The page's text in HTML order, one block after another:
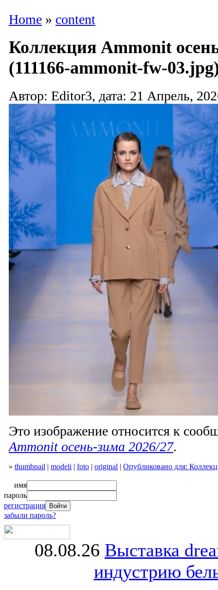
Home » content
Коллекция Ammonit
(111166-ammonit-fw-
Автор: Editor3, дата: 21 Апрель,
Это изображение относится к
Ammonit осень-зима 2026/27.
» thumbnail | modeli | foto | original | Опубликовано для:
имя
пароль
регистрация
забыли пароль?
08.08.26 Выставка
индустрию